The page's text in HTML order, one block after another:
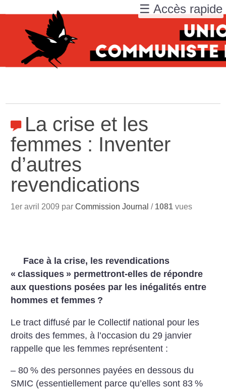
La crise et les
femmes : Inventer
d’autres
revendications
1er avril 2009 parCommission Journal / 1081 vues
Face à la crise, les revendications
« classiques » permettront-elles de répondre
aux questions posées par les inégalités entre
hommes et femmes ?
Le tract diffusé par le Collectif national pour les
droits des femmes, à l’occasion du 29 janvier
rappelle que les femmes représentent :
– 80 % des personnes payées en dessous du
SMIC (essentiellement parce qu’elles sont 83 %
☰ Accès rapide